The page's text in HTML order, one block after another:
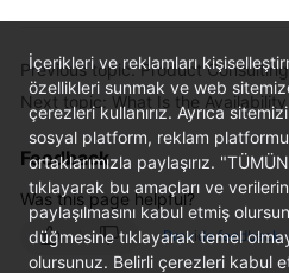
Troubleshooting
Videos
Glossary
More
Documents
Previous topic: Product Consulting
Next topic: What Is the
Feedback
Was this page helpful?
Provide feedback
İçerikleri ve reklamları
özellikleri sunmak ve web
çerezleri kullanırız. Ayrıca
sosyal platform, reklam
ortaklarımızla paylaşırız.
tıklayarak bu amaçları ve
paylaşılmasını kabul etmiş
düğmesine tıklayarak temel
olursunuz. Belirli çerezleri kabul